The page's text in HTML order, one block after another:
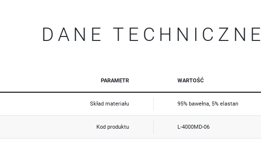
DANE TECHNICZNE
PARAMETR WARTOŚĆ
Skład materiału 95% bawełna, 5% elastan
Kod produktu L-4000MD-06